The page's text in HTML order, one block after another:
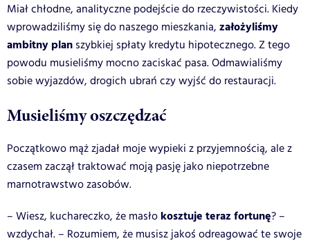
Miał chłodne, analityczne podejście do rzeczywistości. Kiedy
wprowadziliśmy się do naszego mieszkania, założyliśmy
ambitny plan szybkiej spłaty kredytu hipotecznego. Z tego
powodu musieliśmy mocno zaciskać pasa. Odmawialiśmy
sobie wyjazdów, drogich ubrań czy wyjść do restauracji.
Musieliśmy oszczędzać
Początkowo mąż zjadał moje wypieki z przyjemnością, ale z
czasem zaczął traktować moją pasję jako niepotrzebne
marnotrawstwo zasobów.
– Wiesz, kuchareczko, że masło kosztuje teraz fortunę? –
wzdychał. – Rozumiem, że musisz jakoś odreagować te swoje